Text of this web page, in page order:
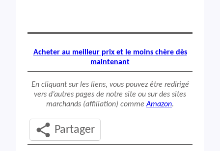
Acheter au meilleur prix et le moins chère dès
maintenant
En cliquant sur les liens, vous pouvez être redirigé
vers d’autres pages de notre site ou sur des sites
marchands (affiliation) commeAmazon.
Partager